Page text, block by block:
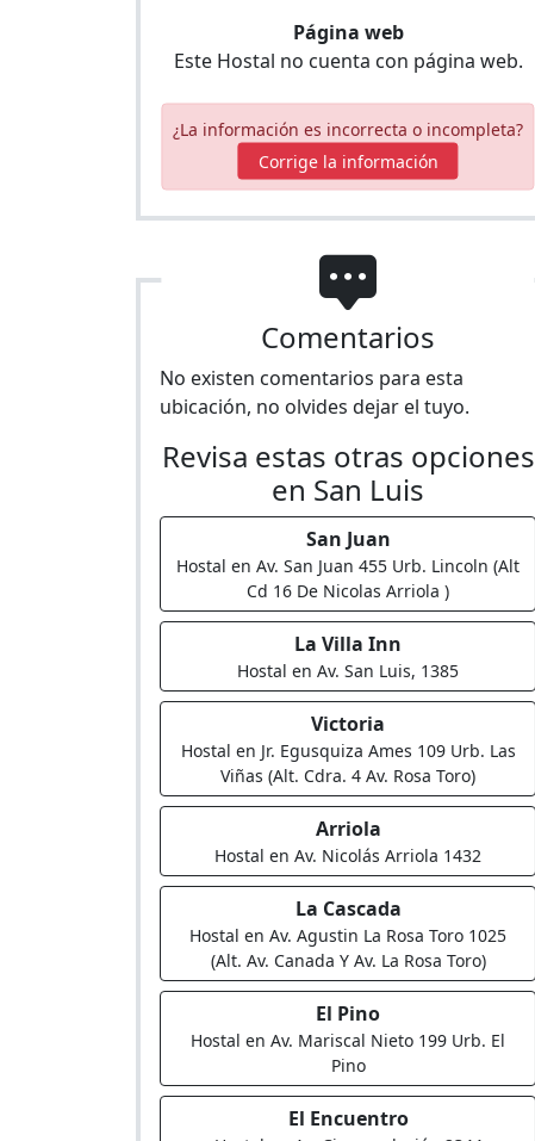
Página web
Este Hostal no cuenta con página web.
¿La información es incorrecta o incompleta?
Corrige la información
Comentarios
No existen comentarios para esta
ubicación, no olvides dejar el tuyo.
Revisa estas otras opciones
en San Luis
San Juan
Hostal en Av. San Juan 455 Urb. Lincoln (Alt
Cd 16 De Nicolas Arriola )
La Villa Inn
Hostal en Av. San Luis, 1385
Victoria
Hostal en Jr. Egusquiza Ames 109 Urb. Las
Viñas (Alt. Cdra. 4 Av. Rosa Toro)
Arriola
Hostal en Av. Nicolás Arriola 1432
La Cascada
Hostal en Av. Agustin La Rosa Toro 1025
(Alt. Av. Canada Y Av. La Rosa Toro)
El Pino
Hostal en Av. Mariscal Nieto 199 Urb. El
Pino
El Encuentro